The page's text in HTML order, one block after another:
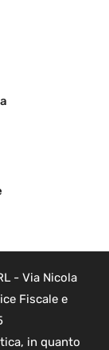
- Via Nicola
Fiscale e
in quanto